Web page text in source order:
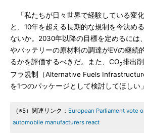
「私たちが日々世界で経験している変
と、10年を超える長期的な規制を今決め
ないか。2030年以降の目標を定めるには
やバッテリーの原材料の調達がEVの継続
るかを評価するべきだ。また、CO2排出
フラ規制（Alternative Fuels
を1つのパッケージとして検討してほしい
（※5）関連リンク： European Parliament vote
automobile manufacturers react